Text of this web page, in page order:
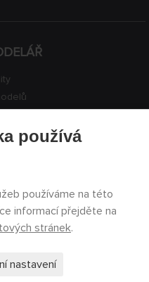
používá
používáme na této
informací přejděte na
stránek.
nastavení